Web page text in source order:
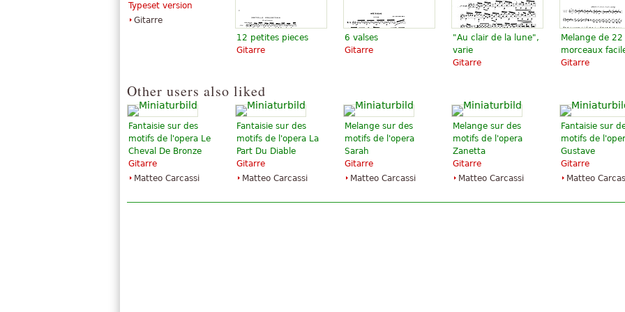
Typeset version
Gitarre
12 petites pieces
Gitarre
6 valses
Gitarre
"Au clair de la lune",
varie
Gitarre
Melange de 22
morceaux
Gitarre
Other users also liked
Fantaisie sur des
motifs de l'opera Le
Cheval De Bronze
Gitarre
Matteo Carcassi
Fantaisie sur des
motifs de l'opera La
Part Du Diable
Gitarre
Matteo Carcassi
Melange sur des
motifs de l'opera
Sarah
Gitarre
Matteo Carcassi
Melange sur des
motifs de l'opera
Zanetta
Gitarre
Matteo Carcassi
Fantaisie sur
motifs de
Gustave
Gitarre
Matteo